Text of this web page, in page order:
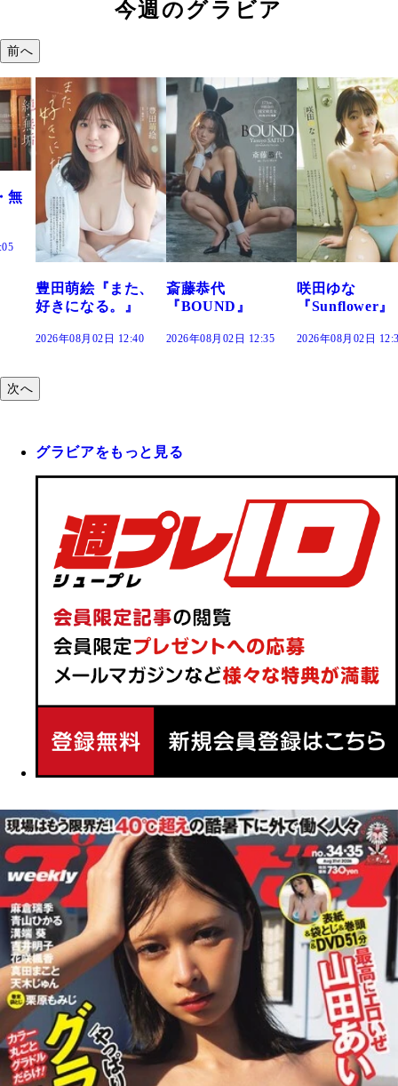
今週のグラビア
前へ
斎藤恭代
『BOUND』
2026年08月02日 12:35
咲田ゆな
『Sunflower』
2026年08月02日 12:30
藤水咲桜『花
だまり』
2026年08月02日
次へ
グラビアをもっと見る